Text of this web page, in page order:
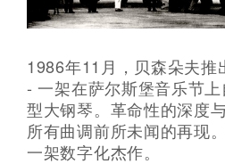
1986年11月，贝森朵夫推
- 一架在萨尔斯堡音乐节
型大钢琴。革命性的深度
所有曲调前所未闻的再现
一架数字化杰作。